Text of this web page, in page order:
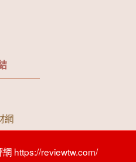
網
https://reviewtw.com/